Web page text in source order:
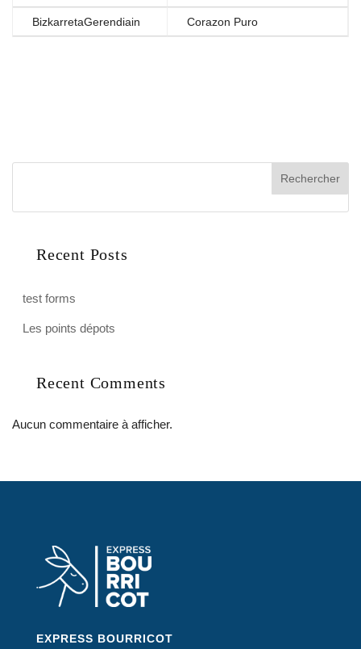
BizkarretaGerendiain Corazon Puro
Rechercher
Recent Posts
test forms
Les points dépots
Recent Comments
Aucun commentaire à afficher.
EXPRESS BOURRICOT